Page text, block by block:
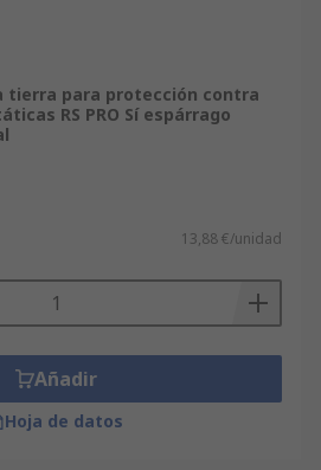
tierra para protección contra
RS PRO Sí espárrago
13,88 €/unidad
Añadir
Hoja de datos